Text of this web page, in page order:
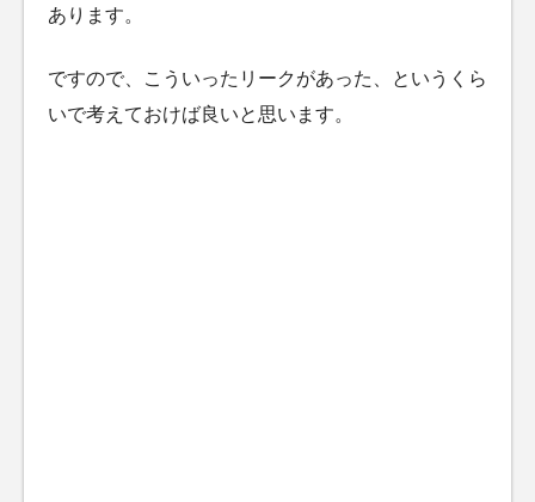
あります。
ですので、こういったリークがあった、というくら
いで考えておけば良いと思います。